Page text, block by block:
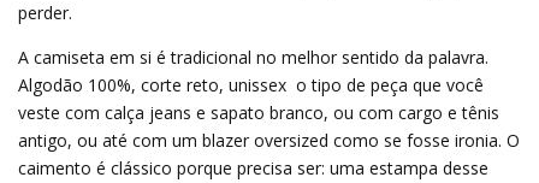
perder.
A camiseta em si é tradicional no melhor sentido da palavra.
Algodão 100%, corte reto, unissex  o tipo de peça que você
veste com calça jeans e sapato branco, ou com cargo e tênis
antigo, ou até com um blazer oversized como se fosse ironia. O
caimento é clássico porque precisa ser: uma estampa desse